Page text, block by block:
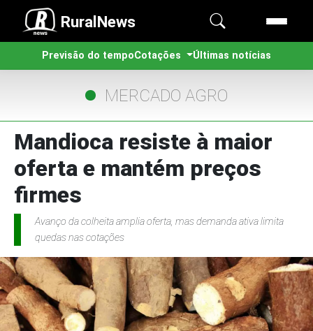
RuralNews
Previsão do tempoCotações Últimas notícias
MERCADO AGRO
Mandioca resiste à maior
oferta e mantém preços
firmes
Avanço da colheita amplia oferta, mas demanda ativa limita
quedas nas cotações